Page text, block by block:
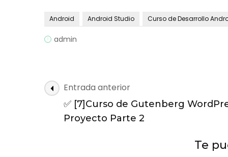
Android Android Studio Curso de Desarrollo
admin
Navegación
de
entradas
Entrada anterior
✅ [7]Curso de Gutenberg
Proyecto Parte 2
Te